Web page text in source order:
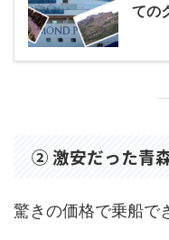
ての
② 激安だった青
驚きの価格で乗船で